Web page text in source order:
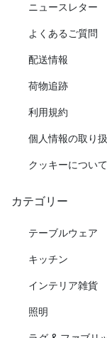
ニュースレター
よくあるご質問
配送情報
荷物追跡
利用規約
個人情報の取り
クッキーについて
カテゴリー
テーブルウェア
キッチン
インテリア雑貨
照明